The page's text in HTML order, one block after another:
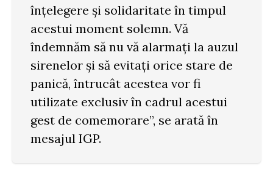
înțelegere și solidaritate în timpul
acestui moment solemn. Vă
îndemnăm să nu vă alarmați la auzul
sirenelor și să evitați orice stare de
panică, întrucât acestea vor fi
utilizate exclusiv în cadrul acestui
gest de comemorare”, se arată în
mesajul IGP.